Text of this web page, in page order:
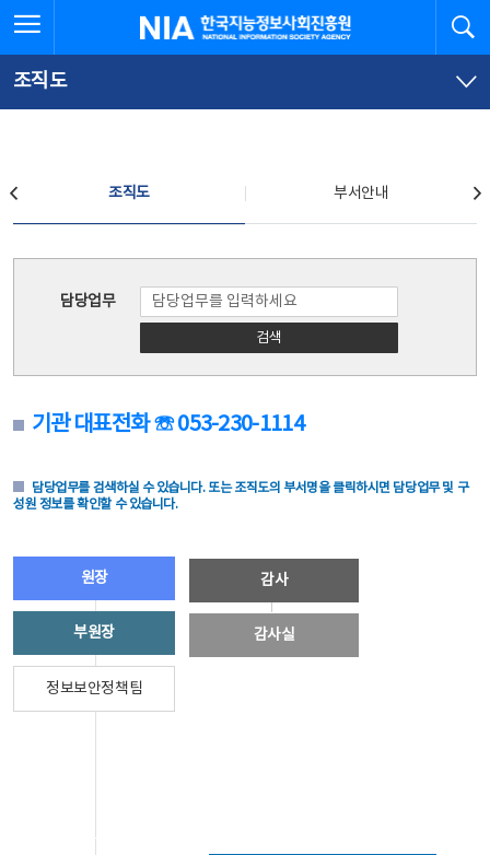
문
로
가
체
뉴
바
가
한국지능정보사회진흥원
조직도
조직도 부서안내
담당업무
검색
기관 대표전화 ☏ 053-230-1114
담당업무를 검색하실 수 있습니다. 또는 조직도의 부서명을 클릭하시면 담당업무 및 구
성원 정보를 확인할 수 있습니다.
원장
부원장
정보보안정책팀
감사
감사실